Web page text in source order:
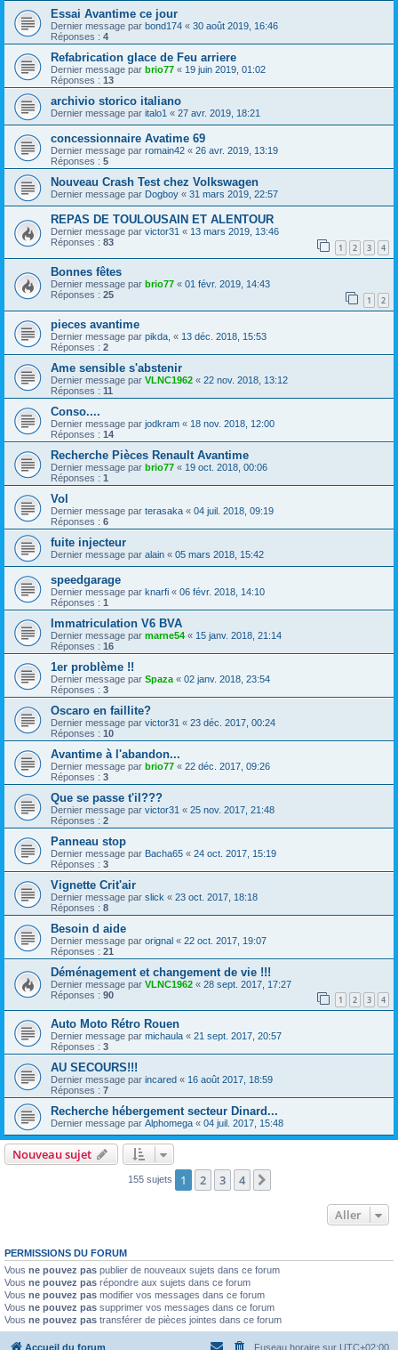
Essai Avantime ce jour
Dernier message par bond174 « 30 août 2019, 16:46
Réponses : 4
Refabrication glace de Feu arriere
Dernier message par brio77 « 19 juin 2019, 01:02
Réponses : 13
archivio storico italiano
Dernier message par italo1 « 27 avr. 2019, 18:21
concessionnaire Avatime 69
Dernier message par romain42 « 26 avr. 2019, 13:19
Réponses : 5
Nouveau Crash Test chez Volkswagen
Dernier message par Dogboy « 31 mars 2019, 22:57
REPAS DE TOULOUSAIN ET ALENTOUR
Dernier message par victor31 « 13 mars 2019, 13:46
Réponses : 83 1 2 3 4
Bonnes fêtes
Dernier message par brio77 « 01 févr. 2019, 14:43
Réponses : 25 1 2
pieces avantime
Dernier message par pikda, « 13 déc. 2018, 15:53
Réponses : 2
Ame sensible s'abstenir
Dernier message par VLNC1962 « 22 nov. 2018, 13:12
Réponses : 11
Conso....
Dernier message par jodkram « 18 nov. 2018, 12:00
Réponses : 14
Recherche Pièces Renault Avantime
Dernier message par brio77 « 19 oct. 2018, 00:06
Réponses : 1
Vol
Dernier message par terasaka « 04 juil. 2018, 09:19
Réponses : 6
fuite injecteur
Dernier message par alain « 05 mars 2018, 15:42
speedgarage
Dernier message par knarfi « 06 févr. 2018, 14:10
Réponses : 1
Immatriculation V6 BVA
Dernier message par marne54 « 15 janv. 2018, 21:14
Réponses : 16
1er problème !!
Dernier message par Spaza « 02 janv. 2018, 23:54
Réponses : 3
Oscaro en faillite?
Dernier message par victor31 « 23 déc. 2017, 00:24
Réponses : 10
Avantime à l'abandon...
Dernier message par brio77 « 22 déc. 2017, 09:26
Réponses : 3
Que se passe t'il???
Dernier message par victor31 « 25 nov. 2017, 21:48
Réponses : 2
Panneau stop
Dernier message par Bacha65 « 24 oct. 2017, 15:19
Réponses : 3
Vignette Crit'air
Dernier message par slick « 23 oct. 2017, 18:18
Réponses : 8
Besoin d aide
Dernier message par orignal « 22 oct. 2017, 19:07
Réponses : 21
Déménagement et changement de vie !!!
Dernier message par VLNC1962 « 28 sept. 2017, 17:27
Réponses : 90 1 2 3 4
Auto Moto Rétro Rouen
Dernier message par michaula « 21 sept. 2017, 20:57
Réponses : 3
AU SECOURS!!!
Dernier message par incared « 16 août 2017, 18:59
Réponses : 7
Recherche hébergement secteur Dinard...
Dernier message par Alphomega « 04 juil. 2017, 15:48
Nouveau sujet
155 sujets 1 2 3 4
Aller
PERMISSIONS DU FORUM
Vous ne pouvez pas publier de nouveaux sujets dans ce forum
Vous ne pouvez pas répondre aux sujets dans ce forum
Vous ne pouvez pas modifier vos messages dans ce forum
Vous ne pouvez pas supprimer vos messages dans ce forum
Vous ne pouvez pas transférer de pièces jointes dans ce forum
Accueil du forum Fuseau horaire sur UTC+02:00